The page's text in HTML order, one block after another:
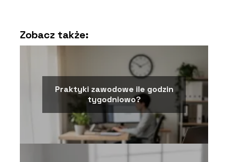
Zobacz także:
Praktyki zawodowe ile godzin
tygodniowo?